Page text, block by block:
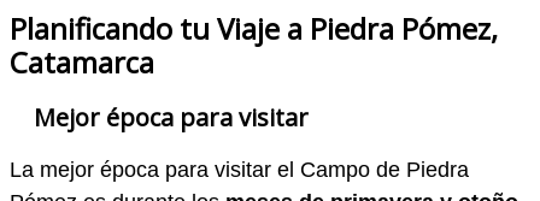
Planificando tu Viaje a Piedra Pómez,
Catamarca
Mejor época para visitar
La mejor época para visitar el Campo de Piedra